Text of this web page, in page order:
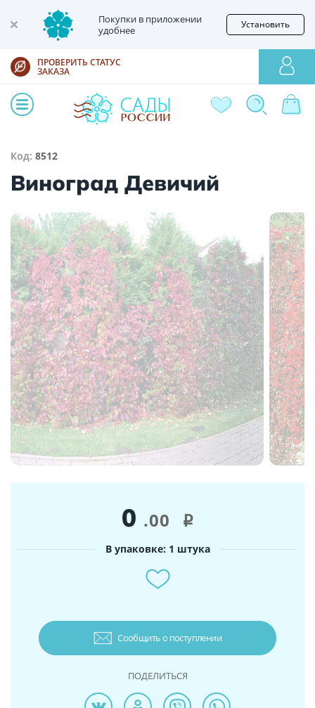
Покупки в приложении
удобнее
Установить
ПРОВЕРИТЬ СТАТУС
ЗАКАЗА
Код: 8512
Виноград Девичий
0 .00 i
В упаковке: 1 штука
Сообщить о поступлении
ПОДЕЛИТЬСЯ